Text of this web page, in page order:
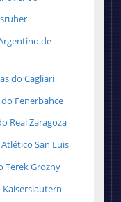
de
do Cagliari
Fenerbahce
Real Zaragoza
San Luis
Terek Grozny